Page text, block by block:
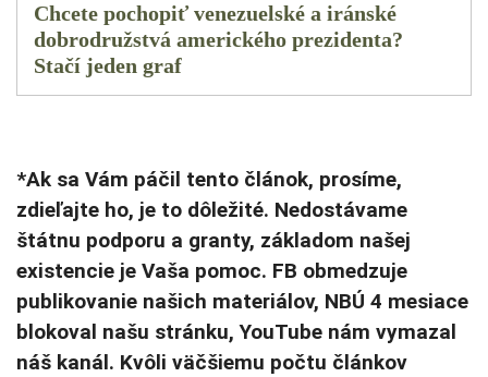
Chcete pochopiť venezuelské a iránské
dobrodružstvá amerického prezidenta?
Stačí jeden graf
*Ak sa Vám páčil tento článok, prosíme,
zdieľajte ho, je to dôležité. Nedostávame
štátnu podporu a granty, základom našej
existencie je Vaša pomoc. FB obmedzuje
publikovanie našich materiálov, NBÚ 4 mesiace
blokoval našu stránku, YouTube nám vymazal
náš kanál. Kvôli väčšiemu počtu článkov